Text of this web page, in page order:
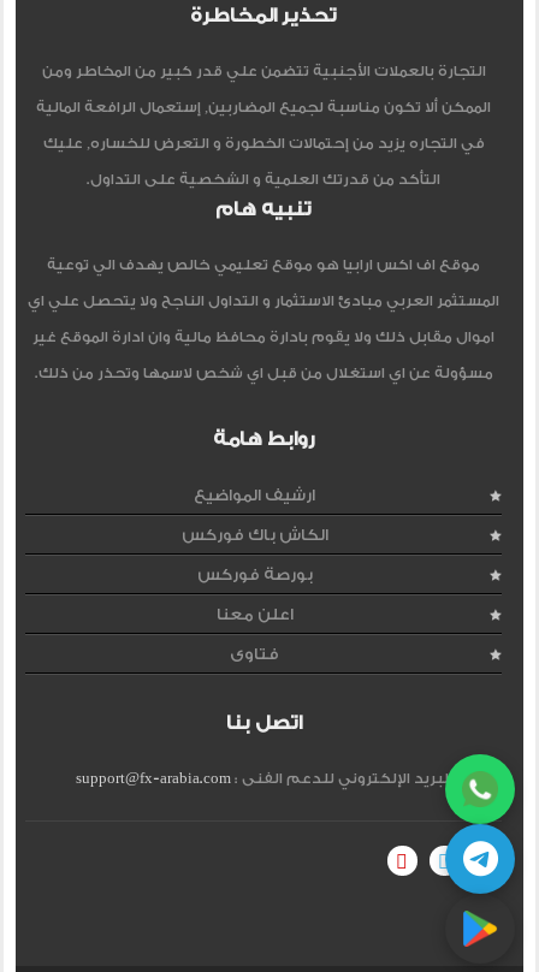
تحذير المخاطرة
التجارة بالعملات الأجنبية تتضمن علي قدر كبير من المخاطر ومن
الممكن ألا تكون مناسبة لجميع المضاربين, إستعمال الرافعة المالية
في التجاره يزيد من إحتمالات الخطورة و التعرض للخساره, عليك
التأكد من قدرتك العلمية و الشخصية على التداول.
تنبيه هام
موقع اف اكس ارابيا هو موقع تعليمي خالص يهدف الي توعية
المستثمر العربي مبادئ الاستثمار و التداول الناجح ولا يتحصل علي اي
اموال مقابل ذلك ولا يقوم بادارة محافظ مالية وان ادارة الموقع غير
مسؤولة عن اي استغلال من قبل اي شخص لاسمها وتحذر من ذلك.
روابط هامة
ارشيف المواضيع
الكاش باك فوركس
بورصة فوركس
اعلن معنا
فتاوى
اتصل بنا
البريد الإلكتروني للدعم الفنى :support@fx-arabia.com